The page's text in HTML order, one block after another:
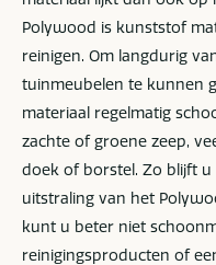
Polywood is kunststof
reinigen. Om langdurig
tuinmeubelen te kunnen
materiaal regelmatig
zachte of groene zeep,
doek of borstel. Zo blijft
uitstraling van het
kunt u beter niet
reinigingsproducten of